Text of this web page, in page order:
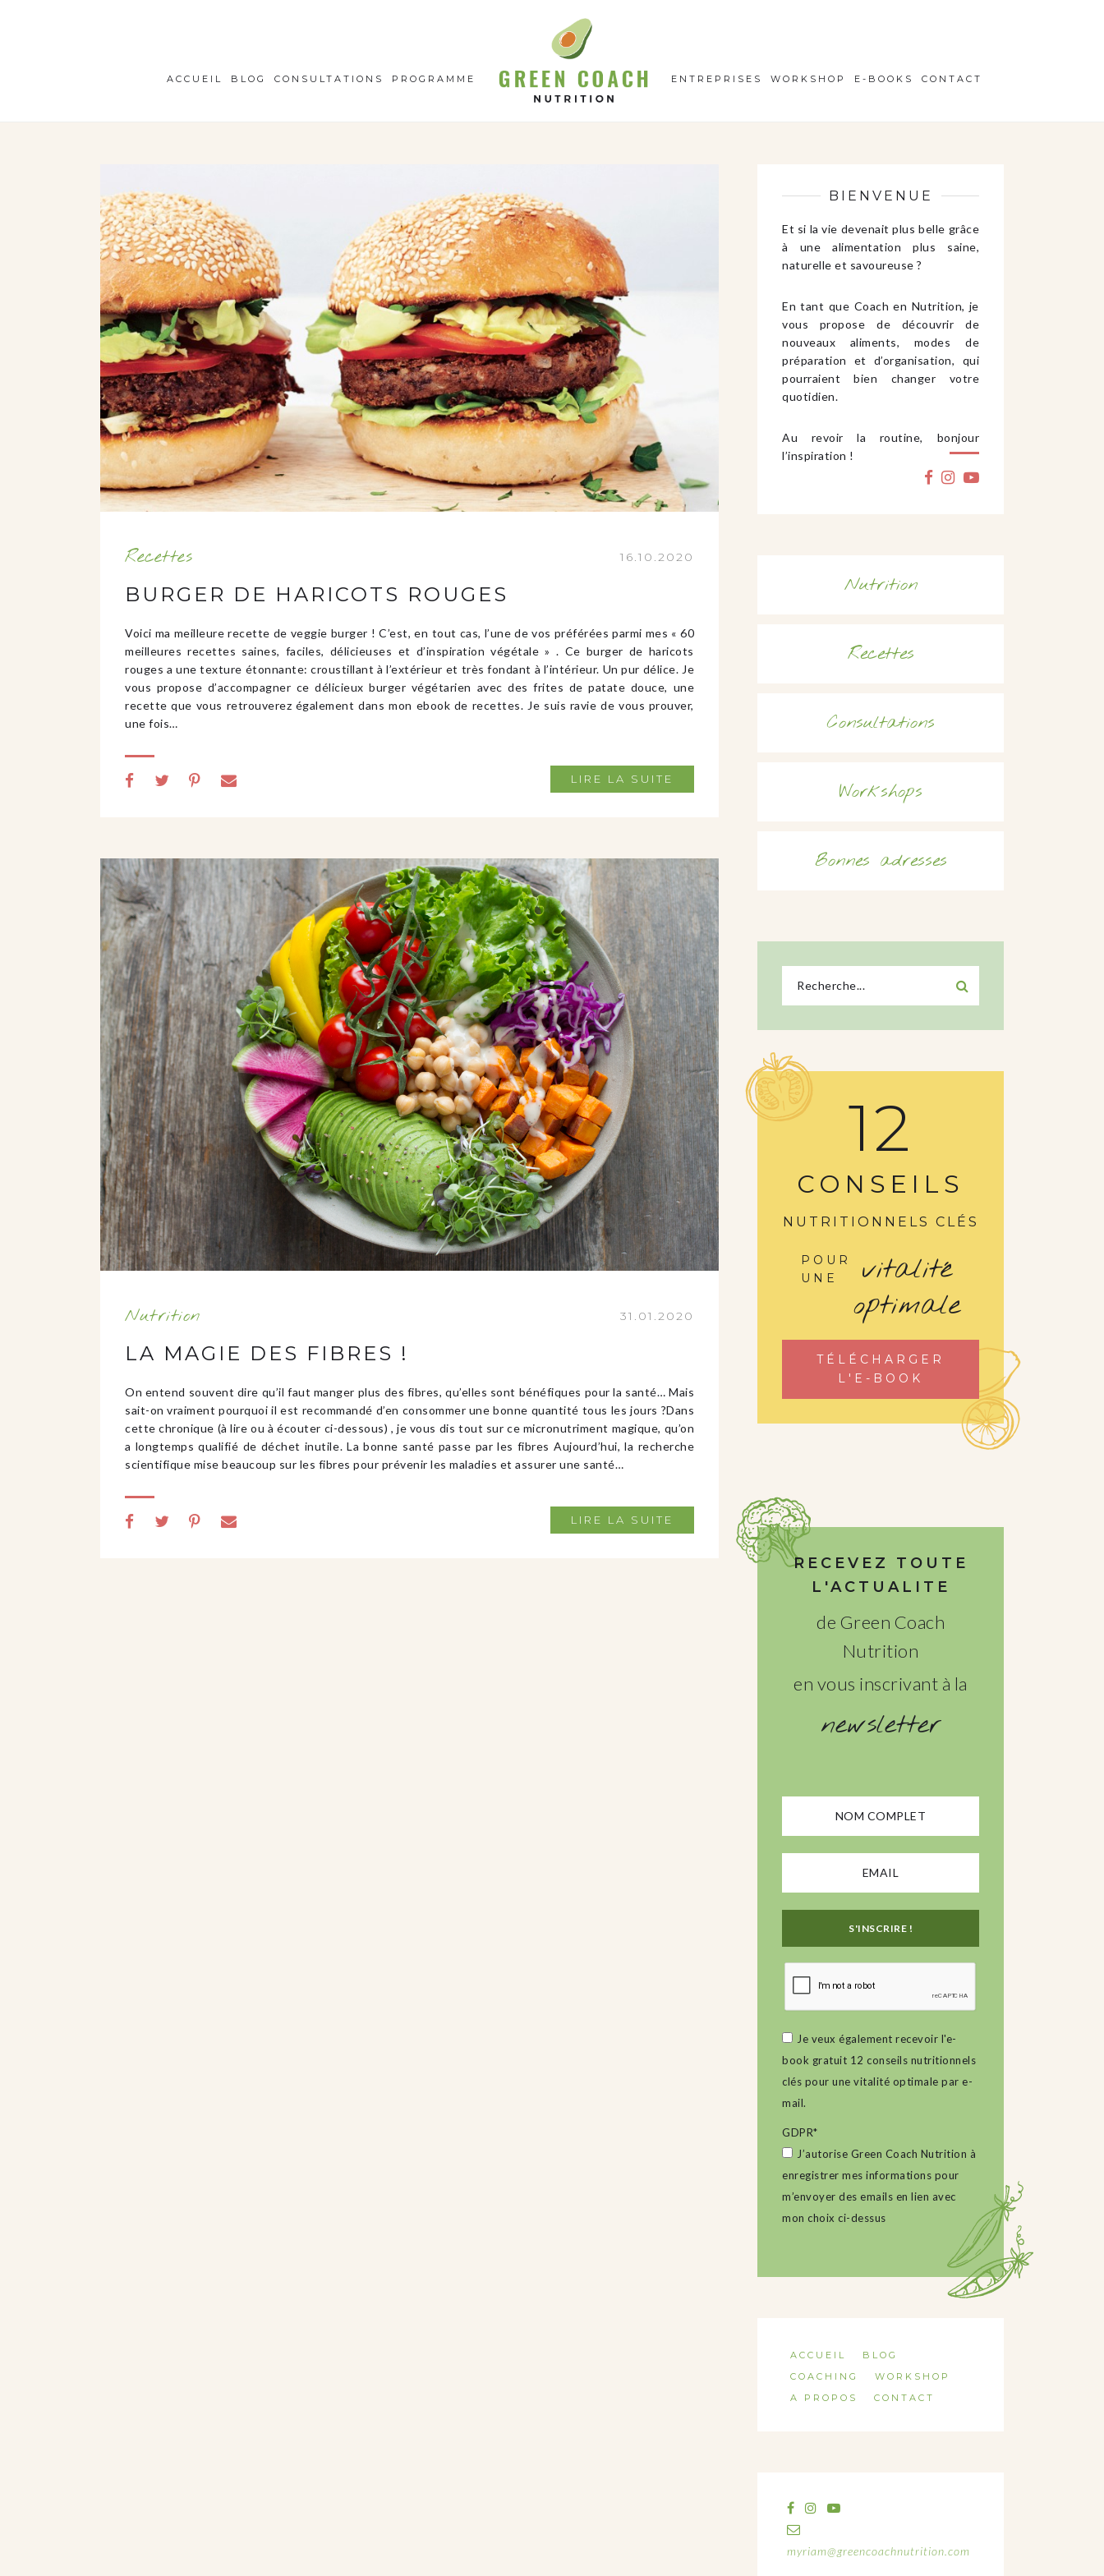
ACCUEIL BLOG CONSULTATIONS PROGRAMME
GCN
ENTREPRISES WORKSHOP E-BOOKS CONTACT
Recettes 16.10.2020
BURGER DE HARICOTS ROUGES
Voici ma meilleure recette de veggie burger ! C’est, en tout cas, l’une de vos préférées parmi mes « 60
meilleures recettes saines, faciles, délicieuses et d’inspiration végétale » . Ce burger de haricots
rouges a une texture étonnante: croustillant à l’extérieur et très fondant à l’intérieur. Un pur délice. Je
vous propose d’accompagner ce délicieux burger végétarien avec des frites de patate douce, une
recette que vous retrouverez également dans mon ebook de recettes. Je suis ravie de vous prouver,
une fois…
LIRE LA SUITE
Nutrition 31.01.2020
LA MAGIE DES FIBRES !
On entend souvent dire qu’il faut manger plus des fibres, qu’elles sont bénéfiques pour la santé… Mais
sait-on vraiment pourquoi il est recommandé d’en consommer une bonne quantité tous les jours ?Dans
cette chronique (à lire ou à écouter ci-dessous) , je vous dis tout sur ce micronutriment magique, qu’on
a longtemps qualifié de déchet inutile. La bonne santé passe par les fibres Aujourd’hui, la recherche
scientifique mise beaucoup sur les fibres pour prévenir les maladies et assurer une santé…
LIRE LA SUITE
BIENVENUE
Et si la vie devenait plus belle grâce
à une alimentation plus saine,
naturelle et savoureuse ?
En tant que Coach en Nutrition, je
vous propose de découvrir de
nouveaux aliments, modes de
préparation et d’organisation, qui
pourraient bien changer votre
quotidien.
Au revoir la routine, bonjour
l’inspiration !
Nutrition
Recettes
Consultations
Workshops
Bonnes adresses
12
CONSEILS
NUTRITIONNELS CLÉS
POUR
UNE
vitalité
optimale
TÉLÉCHARGER
L'E-BOOK
RECEVEZ TOUTE
L'ACTUALITE
de Green Coach
Nutrition
en vous inscrivant à la
newsletter
Je veux également recevoir l'e-
book gratuit 12 conseils nutritionnels
clés pour une vitalité optimale par e-
mail.
GDPR*
J’autorise Green Coach Nutrition à
enregistrer mes informations pour
m’envoyer des emails en lien avec
mon choix ci-dessus
ACCUEIL
BLOG
COACHING
WORKSHOP
A PROPOS
CONTACT
myriam@greencoachnutrition.com